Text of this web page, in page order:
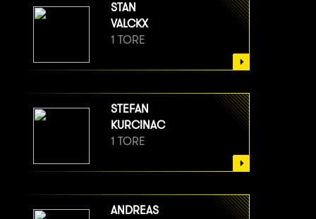
STAN
VALCKX
1 TORE
STEFAN
KURCINAC
1 TORE
ANDREAS